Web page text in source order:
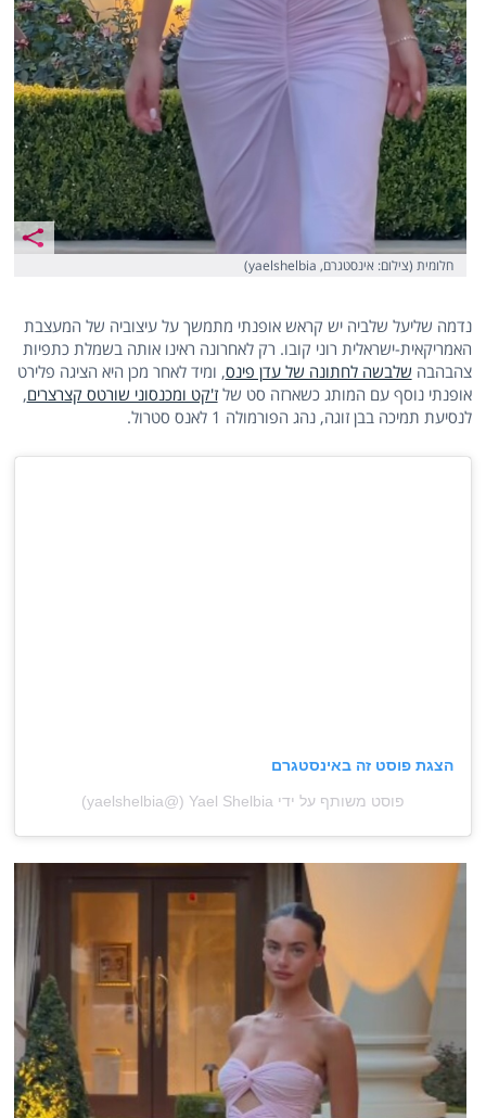
חלומית (צילום: אינסטגרם, yaelshelbia)
נדמה שליעל שלביה יש קראש אופנתי מתמשך על עיצוביה של המעצבת
האמריקאית-ישראלית רוני קובו. רק לאחרונה ראינו אותה בשמלת כתפיות
צהבהבה שלבשה לחתונה של עדן פינס, ומיד לאחר מכן היא הציגה פלירט
אופנתי נוסף עם המותג כשארזה סט שלז'קט ומכנסוני שורטס קצרצרים,
לנסיעת תמיכה בבן זוגה, נהג הפורמולה 1 לאנס סטרול.
הצגת פוסט זה באינסטגרם
פוסט משותף על ידי ‏‎Yael Shelbia‎‏ (@‏‎yaelshelbia‎‏)